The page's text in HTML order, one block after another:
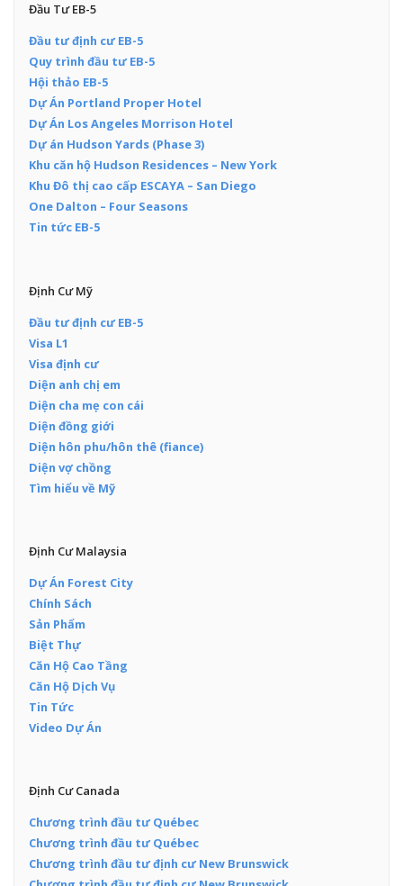
Đầu Tư EB-5
Đầu tư định cư EB-5
Quy trình đầu tư EB-5
Hội thảo EB-5
Dự Án Portland Proper Hotel
Dự Án Los Angeles Morrison Hotel
Dự án Hudson Yards (Phase 3)
Khu căn hộ Hudson Residences – New York
Khu Đô thị cao cấp ESCAYA – San Diego
One Dalton – Four Seasons
Tin tức EB-5
Định Cư Mỹ
Đầu tư định cư EB-5
Visa L1
Visa định cư
Diện anh chị em
Diện cha mẹ con cái
Diện đồng giới
Diện hôn phu/hôn thê (fiance)
Diện vợ chồng
Tìm hiểu về Mỹ
Định Cư Malaysia
Dự Án Forest City
Chính Sách
Sản Phẩm
Biệt Thự
Căn Hộ Cao Tầng
Căn Hộ Dịch Vụ
Tin Tức
Video Dự Án
Định Cư Canada
Chương trình đầu tư Québec
Chương trình đầu tư Québec
Chương trình đầu tư định cư New Brunswick